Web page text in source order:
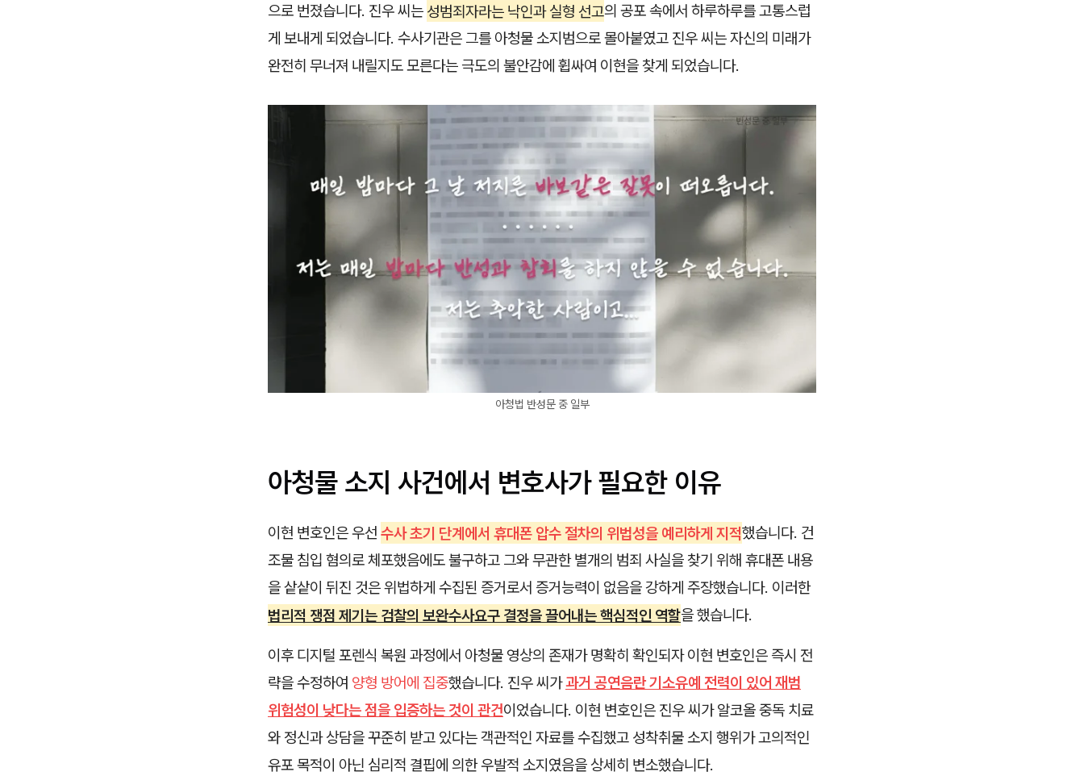
으로 번졌습니다. 진우 씨는 성범죄자라는 낙인과 실형 선고의 공포 속에서 하루하루를 고통스럽
게 보내게 되었습니다. 수사기관은 그를 아청물 소지범으로 몰아붙였고 진우 씨는 자신의 미래가
완전히 무너져 내릴지도 모른다는 극도의 불안감에 휩싸여 이현을 찾게 되었습니다.
아청법 반성문 중 일부
아청물 소지 사건에서 변호사가 필요한 이유
이현 변호인은 우선 수사 초기 단계에서 휴대폰 압수 절차의 위법성을 예리하게 지적했습니다. 건
조물 침입 혐의로 체포했음에도 불구하고 그와 무관한 별개의 범죄 사실을 찾기 위해 휴대폰 내용
을 샅샅이 뒤진 것은 위법하게 수집된 증거로서 증거능력이 없음을 강하게 주장했습니다. 이러한
법리적 쟁점 제기는 검찰의 보완수사요구 결정을 끌어내는 핵심적인 역할을 했습니다.
이후 디지털 포렌식 복원 과정에서 아청물 영상의 존재가 명확히 확인되자 이현 변호인은 즉시 전
략을 수정하여 양형 방어에 집중했습니다. 진우 씨가과거 공연음란 기소유예 전력이 있어 재범
위험성이 낮다는 점을 입증하는 것이 관건이었습니다. 이현 변호인은 진우 씨가 알코올 중독 치료
와 정신과 상담을 꾸준히 받고 있다는 객관적인 자료를 수집했고 성착취물 소지 행위가 고의적인
유포 목적이 아닌 심리적 결핍에 의한 우발적 소지였음을 상세히 변소했습니다.